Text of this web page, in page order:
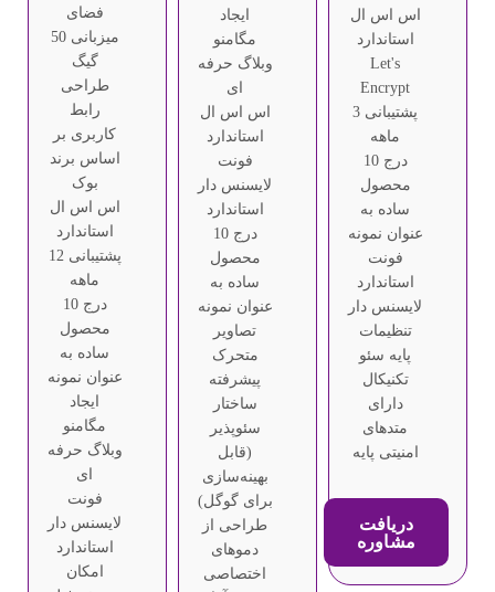
اس اس ال
استاندارد
Let's
Encrypt
پشتیبانی 3
ماهه
درج 10
محصول
ساده به
عنوان نمونه
فونت
استاندارد
لایسنس دار
تنظیمات
پایه سئو
تکنیکال
دارای
متدهای
امنیتی پایه
دریافت
مشاوره
ایجاد
مگامنو
وبلاگ حرفه
ای
اس اس ال
استاندارد
فونت
لایسنس دار
استاندارد
درج 10
محصول
ساده به
عنوان نمونه
تصاویر
متحرک
پیشرفته
ساختار
سئوپذیر
(قابل
بهینه‌سازی
برای گوگل)
طراحی از
دموهای
اختصاصی
فضای
میزبانی 50
گیگ
طراحی
رابط
کاربری بر
اساس برند
بوک
اس اس ال
استاندارد
پشتیبانی 12
ماهه
درج 10
محصول
ساده به
عنوان نمونه
ایجاد
مگامنو
وبلاگ حرفه
ای
فونت
لایسنس دار
استاندارد
امکان